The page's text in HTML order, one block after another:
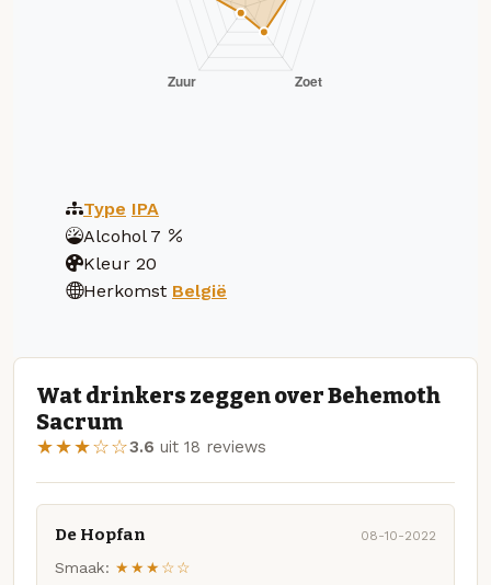
Type IPA
Alcohol 7
Kleur 20
Herkomst België
Wat drinkers zeggen over Behemoth
Sacrum
★★★☆☆3.6 uit 18 reviews
De Hopfan 08-10-2022
Smaak: ★★★☆☆